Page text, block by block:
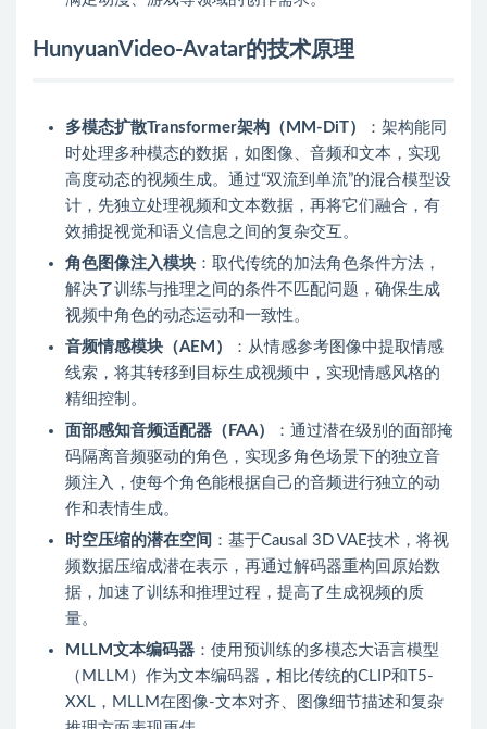
HunyuanVideo-Avatar的技术原理
多模态扩散Transformer架构（MM-DiT）
：架构能同
时处理多种模态的数据，如图像、音频和文本，实现
高度动态的视频生成。通过“双流到单流”的混合模型设
计，先独立处理视频和文本数据，再将它们融合，有
效捕捉视觉和语义信息之间的复杂交互。
角色图像注入模块 ：取代传统的加法角色条件方法，
解决了训练与推理之间的条件不匹配问题，确保生成
视频中角色的动态运动和一致性。
音频情感模块（AEM）
：从情感参考图像中提取情感
线索，将其转移到目标生成视频中，实现情感风格的
精细控制。
面部感知音频适配器（FAA）
：通过潜在级别的面部掩
码隔离音频驱动的角色，实现多角色场景下的独立音
频注入，使每个角色能根据自己的音频进行独立的动
作和表情生成。
时空压缩的潜在空间
：基于Causal 3D VAE技术，将视
频数据压缩成潜在表示，再通过解码器重构回原始数
据，加速了训练和推理过程，提高了生成视频的质
量。
MLLM文本编码器 ：使用预训练的多模态大语言模型
（MLLM）作为文本编码器，相比传统的CLIP和T5-
XXL，MLLM在图像-文本对齐、图像细节描述和复杂